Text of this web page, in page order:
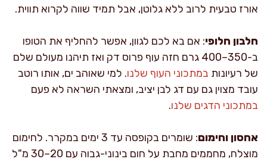
אורז טבעית לרוב ללא גלוטן, אבל תמיד שווה לקרוא תווית.
חלבון חלופי: אם בא לכם לגוון, אפשר להחליף את הטופו
ב-350–400 גרם חזה עוף פרוס דק ואז תיהנו מעולם שלם
של רעיונות במתכוני העוף שלנו. למי שאוהב ים, אותו רוטב
עובד מצוין גם עם דג לבן יציב, ומצאתי השראה לא פעם
במתכוני הדגים שלנו.
אחסון וחימום
: שומרים בקופסה עד 3 ימים במקרר. לחימום
מוצלח, מחממים מחבת על חום בינוני-גבוה עם 20–30 מ"ל